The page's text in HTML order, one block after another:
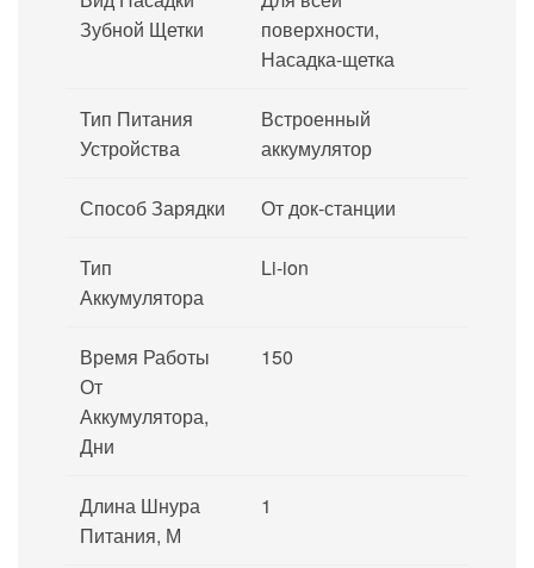
Зубной Щетки
поверхности,
Насадка-щетка
Тип Питания
Устройства
Встроенный
аккумулятор
Способ Зарядки От док-станции
Тип
Аккумулятора
Li-ion
Время Работы
От
Аккумулятора,
Дни
150
Длина Шнура
Питания, М
1